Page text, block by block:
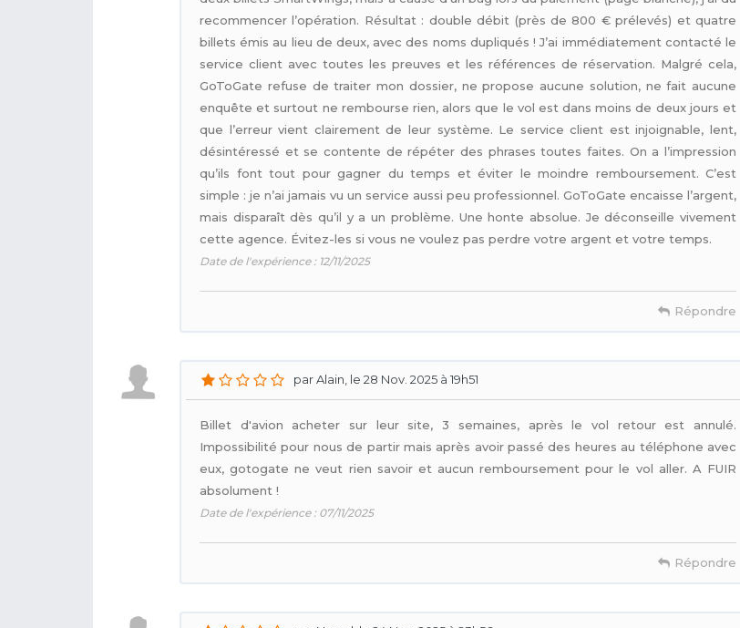
recommencer l’opération. Résultat : double débit (près de 800 € prélevés) et quatre
billets émis au lieu de deux, avec des noms dupliqués ! J’ai immédiatement contacté le
service client avec toutes les preuves et les références de réservation. Malgré cela,
GoToGate refuse de traiter mon dossier, ne propose aucune solution, ne fait aucune
enquête et surtout ne rembourse rien, alors que le vol est dans moins de deux jours et
que l’erreur vient clairement de leur système. Le service client est injoignable, lent,
désintéressé et se contente de répéter des phrases toutes faites. On a l’impression
qu’ils font tout pour gagner du temps et éviter le moindre remboursement. C’est
simple : je n’ai jamais vu un service aussi peu professionnel. GoToGate encaisse l’argent,
mais disparaît dès qu’il y a un problème. Une honte absolue. Je déconseille vivement
cette agence. Évitez-les si vous ne voulez pas perdre votre argent et votre temps.
Date de l'expérience : 12/11/2025
Répondre
par Alain, le 28 Nov. 2025 à 19h51
Billet d'avion acheter sur leur site, 3 semaines, après le vol retour est annulé.
Impossibilité pour nous de partir mais après avoir passé des heures au téléphone avec
eux, gotogate ne veut rien savoir et aucun remboursement pour le vol aller. A FUIR
absolument !
Date de l'expérience : 07/11/2025
Répondre